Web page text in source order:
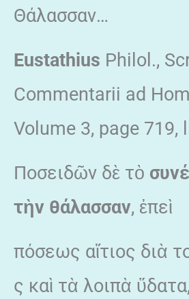
Θάλασσαν…
Eustathius Philol.,
Commentarii ad
Volume 3, page 719,
Ποσειδῶν δὲ τὸ
τὴν θάλασσαν, ἐπεὶ
πόσεως αἴτιος διὰ
ς καὶ τὰ λοιπὰ